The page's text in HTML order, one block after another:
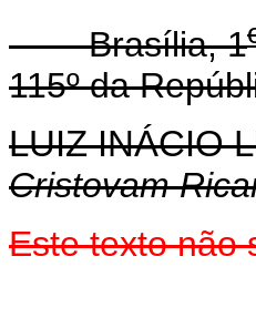
Brasília, 1
115º da
LUIZ INÁCIO
Cristovam
Este texto não